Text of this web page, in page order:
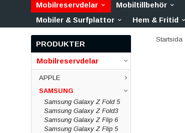
Mobilreservdelar Mobiltillbehör
Mobiler & Surfplattor
Hem & Fritid
PRODUKTER
Mobilreservdelar
APPLE
SAMSUNG
Samsung Galaxy Z Fold 5
Samsung Galaxy Z Fold3
Samsung Galaxy Z Flip 6
Samsung Galaxy Z Flip 5
Startsida